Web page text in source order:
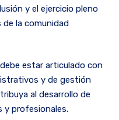
y el ejercicio pleno
la comunidad
estar articulado con
y de gestión
al desarrollo de
y profesionales.